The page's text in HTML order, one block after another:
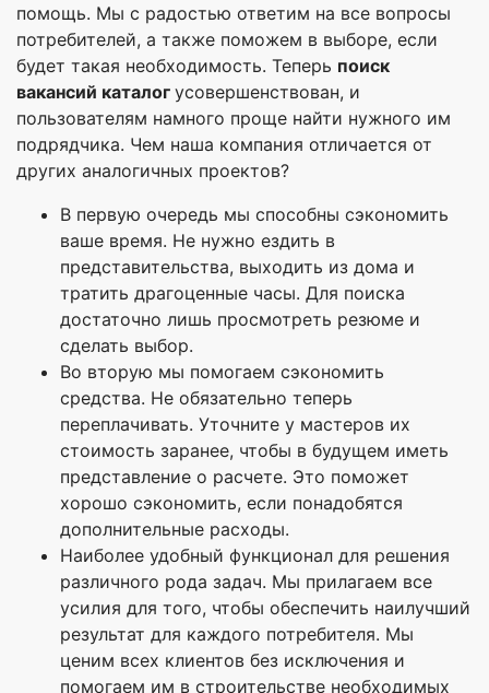
помощь. Мы с радостью ответим на все вопросы
потребителей, а также поможем в выборе, если
будет такая необходимость. Теперь поиск
вакансий каталог усовершенствован, и
пользователям намного проще найти нужного им
подрядчика. Чем наша компания отличается от
других аналогичных проектов?
В первую очередь мы способны сэкономить
ваше время. Не нужно ездить в
представительства, выходить из дома и
тратить драгоценные часы. Для поиска
достаточно лишь просмотреть резюме и
сделать выбор.
Во вторую мы помогаем сэкономить
средства. Не обязательно теперь
переплачивать. Уточните у мастеров их
стоимость заранее, чтобы в будущем иметь
представление о расчете. Это поможет
хорошо сэкономить, если понадобятся
дополнительные расходы.
Наиболее удобный функционал для решения
различного рода задач. Мы прилагаем все
усилия для того, чтобы обеспечить наилучший
результат для каждого потребителя. Мы
ценим всех клиентов без исключения и
помогаем им в строительстве необходимых